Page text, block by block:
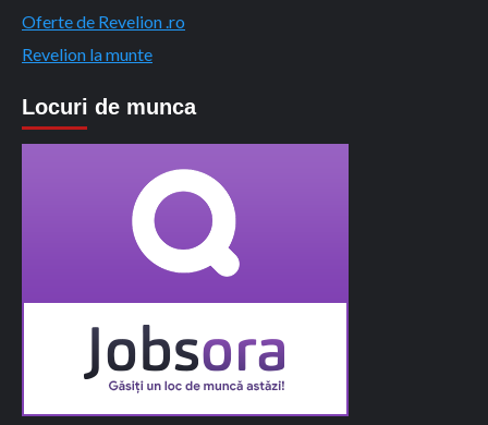
Oferte de Revelion .ro
Revelion la munte
Locuri de munca